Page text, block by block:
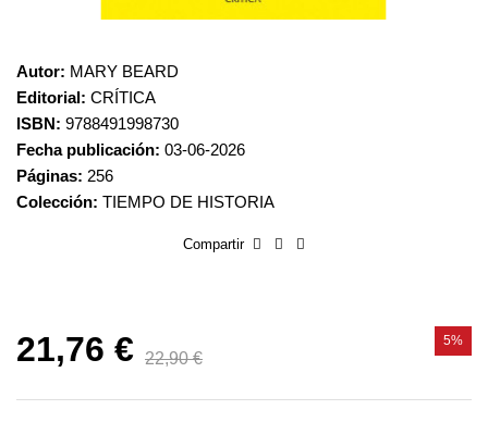
Autor: MARY BEARD
Editorial: CRÍTICA
ISBN: 9788491998730
Fecha publicación: 03-06-2026
Páginas: 256
Colección: TIEMPO DE HISTORIA
Compartir
21,76 € 22,90 €
5%